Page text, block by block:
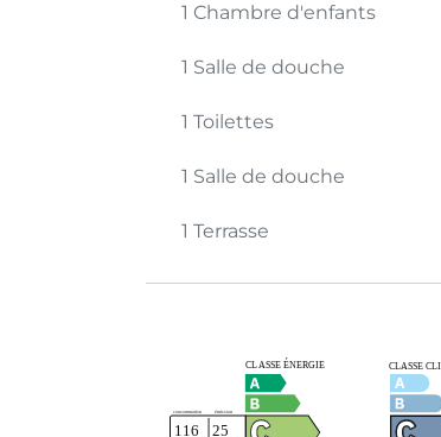
1 Chambre d'enfants
1 Salle de douche
1 Toilettes
1 Salle de douche
1 Terrasse